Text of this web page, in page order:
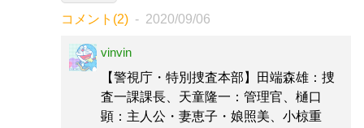
コメント(2) 2020/09/06
vinvin
【警視庁・特別捜査本部】田端森雄：捜
査一課課長、天童隆一：管理官、樋口
顕：主人公・妻恵子・娘照美、小椋重